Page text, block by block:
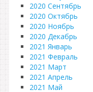
2020 Сентябрь
2020 Октябрь
2020 Ноябрь
2020 Декабрь
2021 Январь
2021 Февраль
2021 Март
2021 Апрель
2021 Май